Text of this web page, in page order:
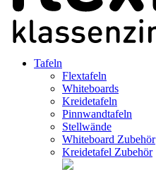
Tafeln
Flextafeln
Whiteboards
Kreidetafeln
Pinnwandtafeln
Stellwände
Whiteboard Zubehör
Kreidetafel Zubehör